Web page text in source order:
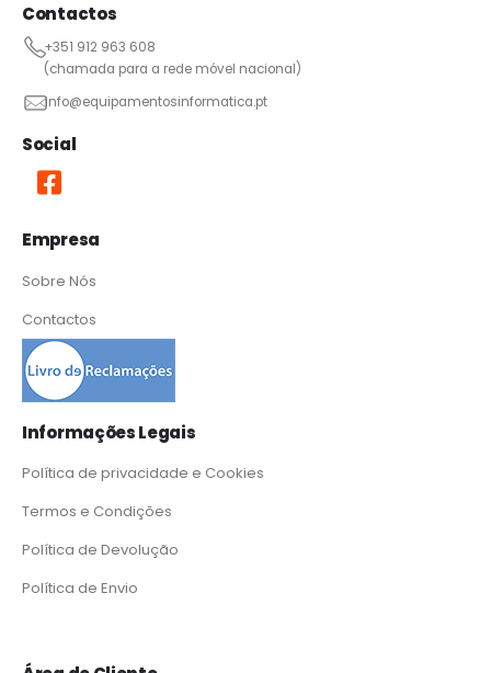
Contactos
+351 912 963 608
(chamada para a rede móvel nacional)
info@equipamentosinformatica.pt
Social
Empresa
Sobre Nós
Contactos
Informações Legais
Política de privacidade e Cookies
Termos e Condições
Política de Devolução
Política de Envio